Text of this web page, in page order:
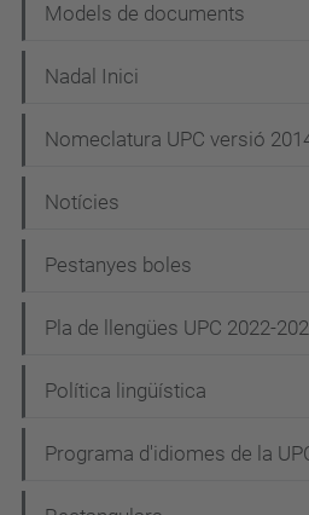
Models de documents
Nadal Inici
Nomeclatura UPC versió
Notícies
Pestanyes boles
Pla de llengües UPC 2022-
Política lingüística
Programa d'idiomes de la